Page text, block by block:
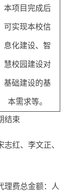
本项目完成后
可实现本校信
息化建设、智
慧校园建设对
基础建设的基
本需求等。
结束
红、李文正、
理费总金额：人